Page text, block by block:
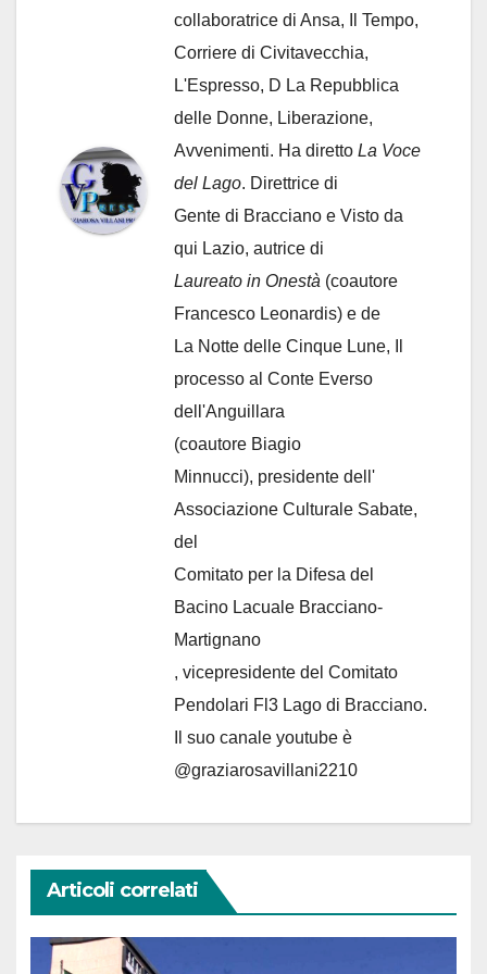
collaboratrice di Ansa, Il Tempo,
Corriere di Civitavecchia,
L'Espresso, D La Repubblica
delle Donne, Liberazione,
Avvenimenti. Ha diretto La Voce
del Lago. Direttrice di
Gente di Bracciano e Visto da
qui Lazio, autrice di
Laureato in Onestà (coautore
Francesco Leonardis) e de
La Notte delle Cinque Lune, Il
processo al Conte Everso
dell'Anguillara
(coautore Biagio
Minnucci), presidente dell'
Associazione Culturale Sabate,
del
Comitato per la Difesa del
Bacino Lacuale Bracciano-
Martignano
, vicepresidente del Comitato
Pendolari Fl3 Lago di Bracciano.
Il suo canale youtube è
@graziarosavillani2210
Articoli correlati